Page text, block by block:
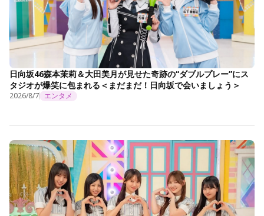
日向坂46森本茉莉＆大田美月が見せた奇跡の“ダブルプレー”にス
タジオが爆笑に包まれる＜まだまだ！日向坂で会いましょう＞
2026/8/7 エンタメ